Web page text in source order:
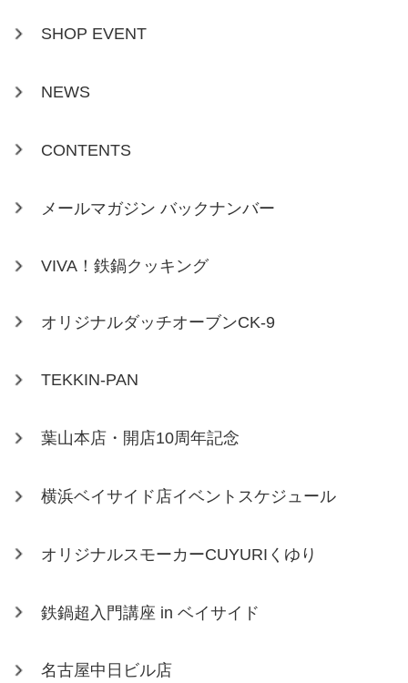
SHOP EVENT
NEWS
CONTENTS
メールマガジン バックナンバー
VIVA！鉄鍋クッキング
オリジナルダッチオーブンCK-9
TEKKIN-PAN
葉山本店・開店10周年記念
横浜ベイサイド店イベントスケジュール
オリジナルスモーカーCUYURIくゆり
鉄鍋超入門講座 in ベイサイド
名古屋中日ビル店